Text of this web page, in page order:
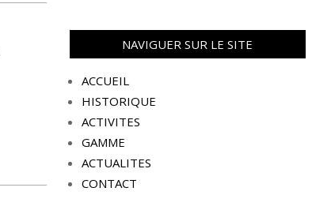
NAVIGUER SUR LE SITE
ACCUEIL
HISTORIQUE
ACTIVITES
GAMME
ACTUALITES
CONTACT